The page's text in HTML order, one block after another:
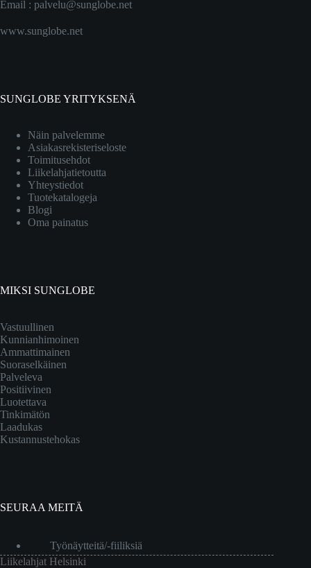
Email : palvelu@sunglobe.net
www.sunglobe.net
SUNGLOBE YRITYKSENÄ
Näin palvelemme
Asiakasrekisteriseloste
Toimitusehdot
Liikelahjatietoutta
Yhteystiedot
Tuotekatalogeja
Blogi
Oma painatus
MIKSI SUNGLOBE
Vastuullinen
Kunnianhimoinen
Ammattimainen
Suoraselkäinen
Palveleva
Positiivinen
Luotettava
Tinkimätön
Laadukas
Kustannustehokas
SEURAA MEITÄ
Työnäytteitä/-fiiliksiä
Liikelahjat Helsinki